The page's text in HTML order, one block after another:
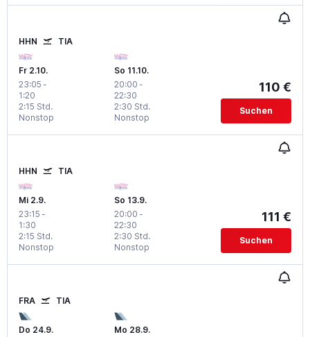
HHN TIA
Fr 2.10.
23:05 -
1:20
Nonstop
2:15 Std.
So 11.10.
20:00 -
22:30
Nonstop
2:30 Std.
110 €
Suchen
HHN TIA
Mi 2.9.
23:15 -
1:30
Nonstop
2:15 Std.
So 13.9.
20:00 -
22:30
Nonstop
2:30 Std.
111 €
Suchen
FRA TIA
Do 24.9.
Mo 28.9.